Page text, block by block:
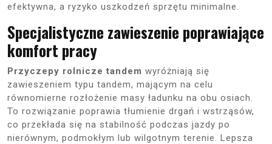
efektywna, a ryzyko uszkodzeń sprzętu minimalne.
Specjalistyczne zawieszenie poprawiające
komfort pracy
Przyczepy rolnicze tandem wyróżniają się
zawieszeniem typu tandem, mającym na celu
równomierne rozłożenie masy ładunku na obu osiach.
To rozwiązanie poprawia tłumienie drgań i wstrząsów,
co przekłada się na stabilność podczas jazdy po
nierównym, podmokłym lub wilgotnym terenie. Lepsza